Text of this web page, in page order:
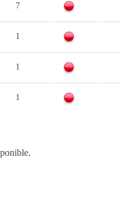
7
1
1
1